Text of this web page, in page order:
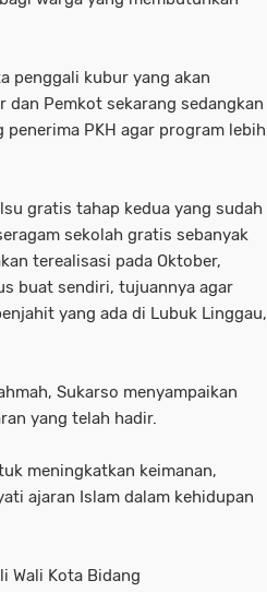
penggali kubur yang akan
dan Pemkot sekarang sedangkan
PKH agar program lebih
gratis tahap kedua yang sudah
sekolah gratis sebanyak
terealisasi pada Oktober,
buat sendiri, tujuannya agar
yang ada di Lubuk Linggau,
Sukarso menyampaikan
yang telah hadir.
meningkatkan keimanan,
ajaran Islam dalam kehidupan
Wali Kota Bidang